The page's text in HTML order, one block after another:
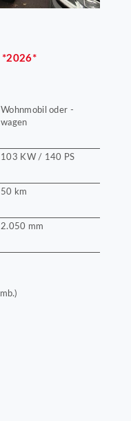
*2026*
Wohnmobil oder -
wagen
103 KW / 140 PS
50 km
2.050 mm